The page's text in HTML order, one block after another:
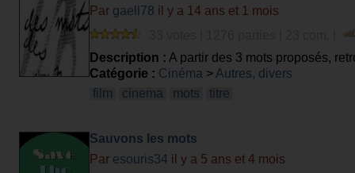
Par gaell78 il y a 14 ans et 1 mois
Description : A partir des 3 mots proposés,
Catégorie : Cinéma > Autres, divers
film
cinema mots titre
Sauvons les mots
Par esouris34 il y a 5 ans et 4 mois